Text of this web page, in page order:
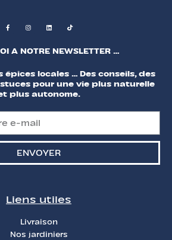
A NOTRE NEWSLETTER …
épices locales … Des conseils, des
pour une vie plus naturelle
plus autonome.
ENVOYER
Liens utiles
Livraison
Nos jardiniers